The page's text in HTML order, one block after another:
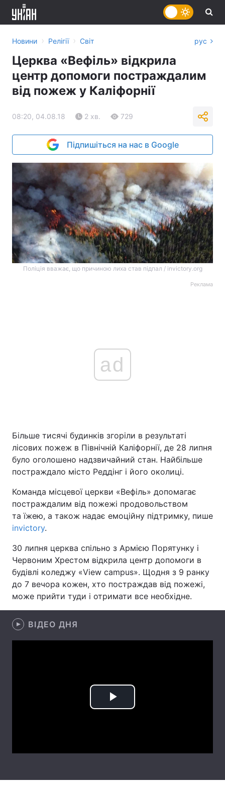
Головна Війна
Україна Політика
Спорт Наука
Техно і зв'язок Лайт
Здоров'я
Новини › Релігії › Світ рус
Церква «Вефіль» відкрила
центр допомоги постраждалим
від пожеж у Каліфорнії
08:20, 04.08.18 2 хв. 729
Підпишіться на нас в Google
Поліція вважає, що причиною лиха став підпал / invictory.org
Реклама
ad
Більше тисячі будинків згоріли в результаті
лісових пожеж в Північній Каліфорнії, де 28 липня
було оголошено надзвичайний стан. Найбільше
постраждало місто Реддінг і його околиці.
Команда місцевої церкви «Вефіль» допомагає
постраждалим від пожежі продовольством
та їжею, а також надає емоційну підтримку, пише
invictory.
30 липня церква спільно з Армією Порятунку і
Червоним Хрестом відкрила центр допомоги в
будівлі коледжу «View campus». Щодня з 9 ранку
до 7 вечора кожен, хто постраждав від пожежі,
може прийти туди і отримати все необхідне.
ВІДЕО ДНЯ
Play